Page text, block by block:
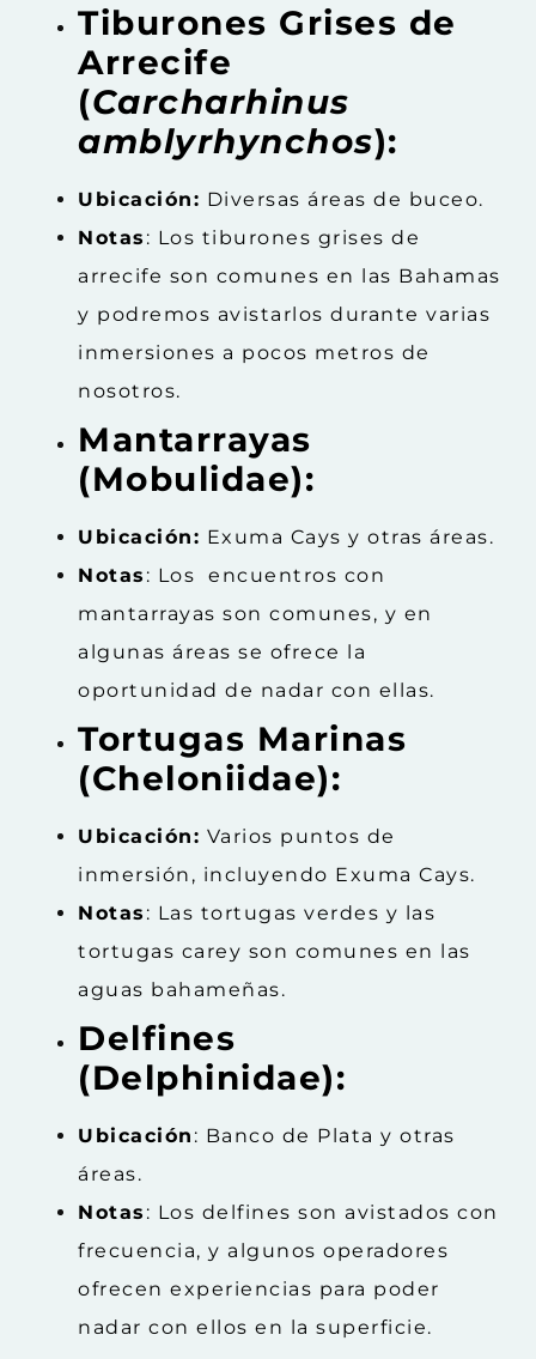
Tiburones Grises de
Arrecife
(Carcharhinus
amblyrhynchos):
Ubicación: Diversas áreas de buceo.
Notas : Los tiburones grises de
arrecife son comunes en las Bahamas
y podremos avistarlos durante varias
inmersiones a pocos metros de
nosotros.
Mantarrayas
(Mobulidae):
Ubicación: Exuma Cays y otras áreas.
Notas : Los encuentros con
mantarrayas son comunes, y en
algunas áreas se ofrece la
oportunidad de nadar con ellas.
Tortugas Marinas
(Cheloniidae):
Ubicación: Varios puntos de
inmersión, incluyendo Exuma Cays.
Notas : Las tortugas verdes y las
tortugas carey son comunes en las
aguas bahameñas.
Delfines
(Delphinidae):
Ubicación : Banco de Plata y otras
áreas.
Notas : Los delfines son avistados con
frecuencia, y algunos operadores
ofrecen experiencias para poder
nadar con ellos en la superficie.